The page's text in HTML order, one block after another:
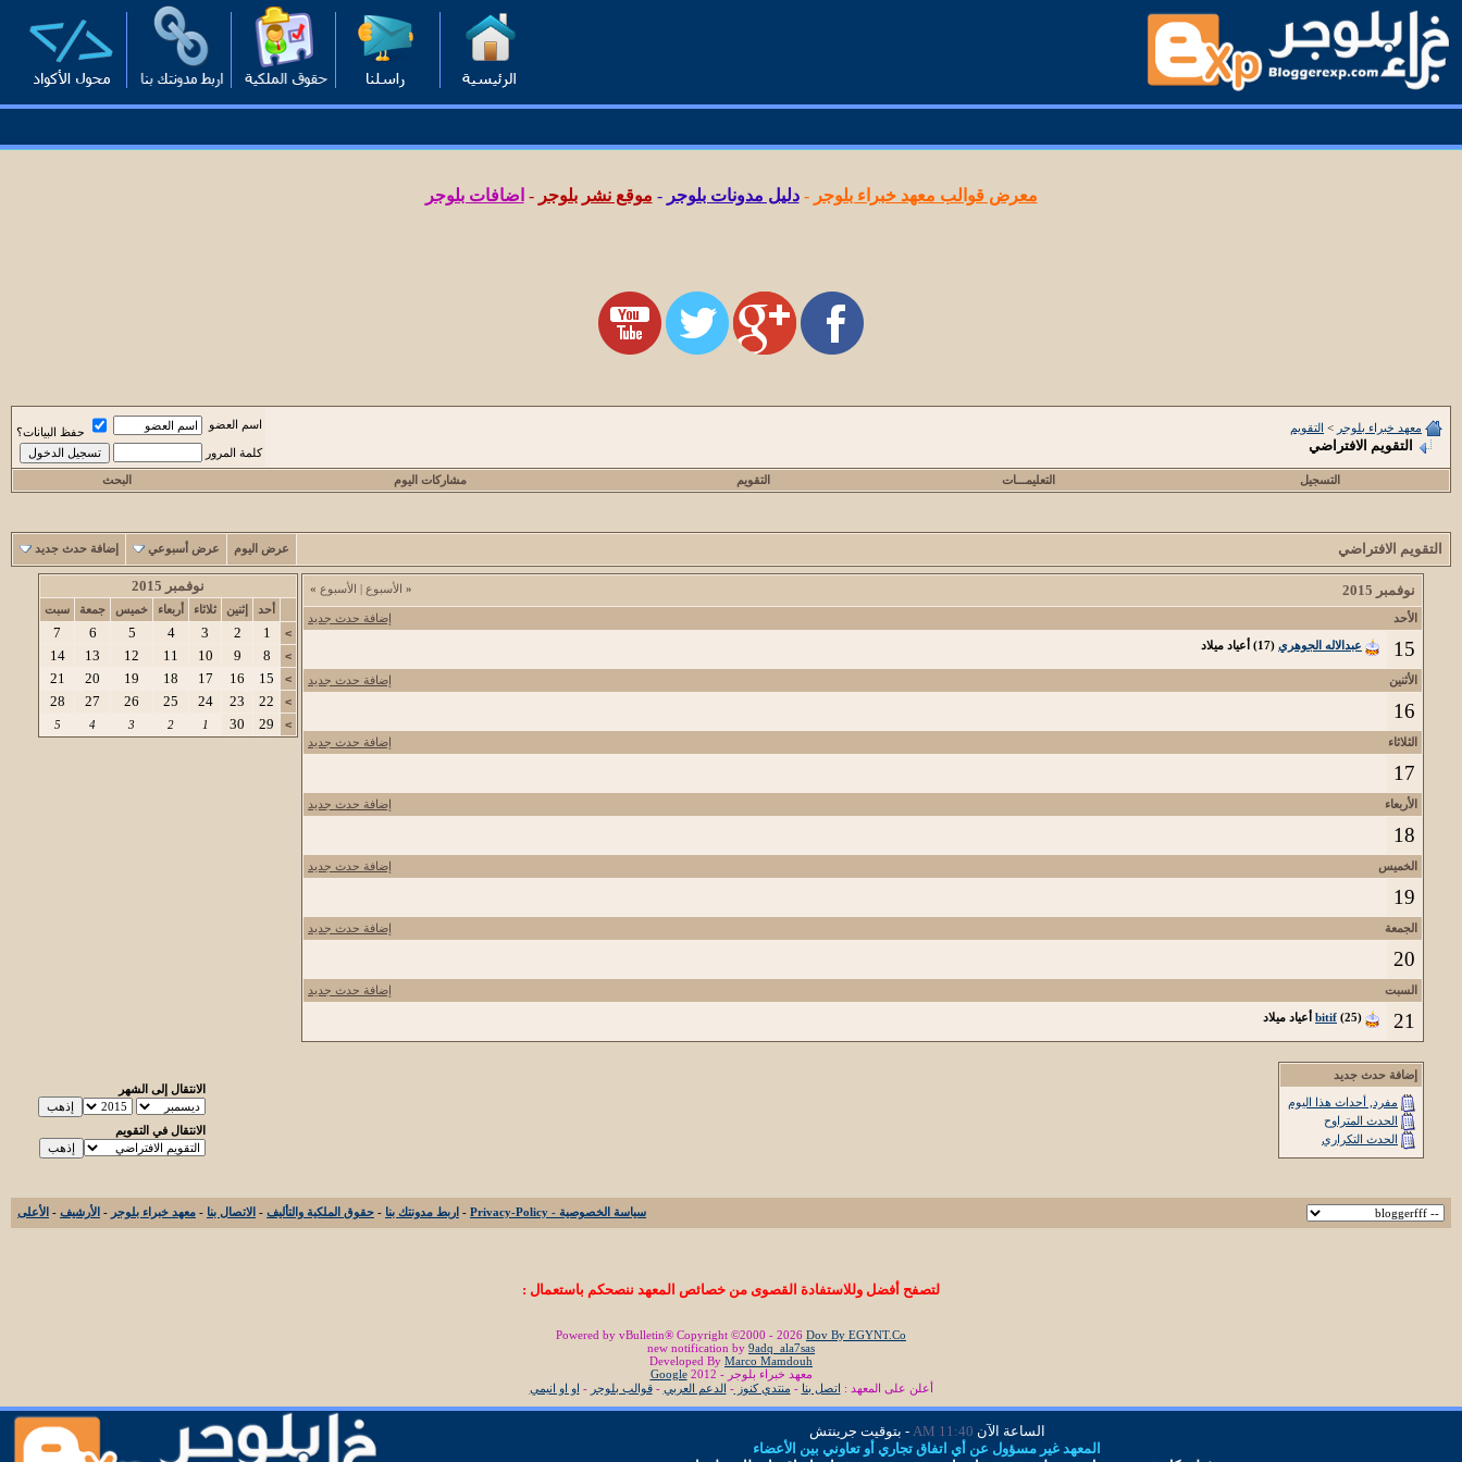
معرض قوالب معهد خبراء بلوجر -دليل مدونات بلوجر - موقع نشر بلوجر - اضافات بلوجر
معهد خبراء بلوجر > التقويم
التقويم الافتراضي
اسم العضو
حفظ البيانات؟
كلمة المرور
التسجيل التعليمـــات التقويم مشاركات اليوم البحث
التقويم الافتراضي عرض اليوم عرض أسبوعي إضافة حدث جديد
« الأسبوع | الأسبوع » نوفمبر 2015
إضافة حدث جديد الأحد
15 عبدالاله الجوهري (17) أعياد ميلاد
إضافة حدث جديد الأثنين
16
إضافة حدث جديد الثلاثاء
17
إضافة حدث جديد الأربعاء
18
إضافة حدث جديد الخميس
19
إضافة حدث جديد الجمعة
20
إضافة حدث جديد السبت
21
bitif (25) أعياد ميلاد
نوفمبر 2015
أحد إثنين ثلاثاء أربعاء خميس جمعة
سبت
>
1
2
3
4
5
6
7
>
8
9
10
11
12
13
14
>
15
16
17
18
19
20
21
>
22
23
24
25
26
27
28
>
29
30
1
2
3
4
5
إضافة حدث جديد
مفرد, أحداث هذا اليوم
الحدث المتراوح
الحدث التكراري
الانتقال إلى الشهر
الانتقال في التقويم
سياسة الخصوصية - Privacy-Policy - اربط مدونتك بنا - حقوق الملكية والتأليف - الاتصال بنا - معهد خبراء بلوجر - الأرشيف - الأعلى
لتصفح أفضل وللاستفادة القصوى من خصائص المعهد ننصحكم باستعمال :
Powered by vBulletin® Copyright ©2000 - 2026 Dov By EGYNT.Co
new notification by 9adq_ala7sas
Developed By Marco Mamdouh
معهد خبراء بلوجر - 2012
Google
أعلن على المعهد : اتصل بنا - منتدي كنوز- الدعم العربي -قوالب بلوجر - او او انيمي
الساعة الآن 11:40 AM
- بتوقيت جرينتش
المعهد غير مسؤول عن أي اتفاق تجاري أو تعاوني بين الأعضاء